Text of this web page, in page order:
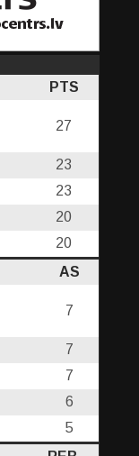
PTS
27
23
23
20
20
AS
7
7
7
6
5